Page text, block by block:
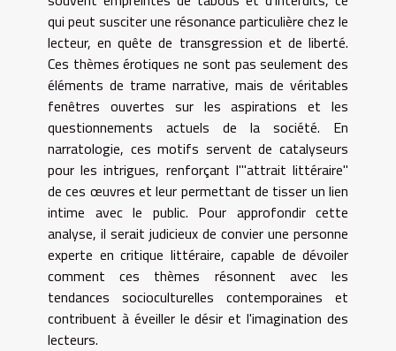
qui peut susciter une résonance particulière chez le
lecteur, en quête de transgression et de liberté.
Ces thèmes érotiques ne sont pas seulement des
éléments de trame narrative, mais de véritables
fenêtres ouvertes sur les aspirations et les
questionnements actuels de la société. En
narratologie, ces motifs servent de catalyseurs
pour les intrigues, renforçant l'"attrait littéraire"
de ces œuvres et leur permettant de tisser un lien
intime avec le public. Pour approfondir cette
analyse, il serait judicieux de convier une personne
experte en critique littéraire, capable de dévoiler
comment ces thèmes résonnent avec les
tendances socioculturelles contemporaines et
contribuent à éveiller le désir et l'imagination des
lecteurs.